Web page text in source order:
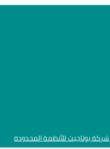
شركة يوتاجيت للأنظمة المحدودة